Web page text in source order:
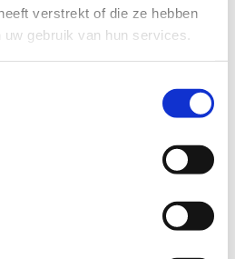
verstrekt of die ze hebben
gebruik van hun services.
moment terwijl je
vol plezier.